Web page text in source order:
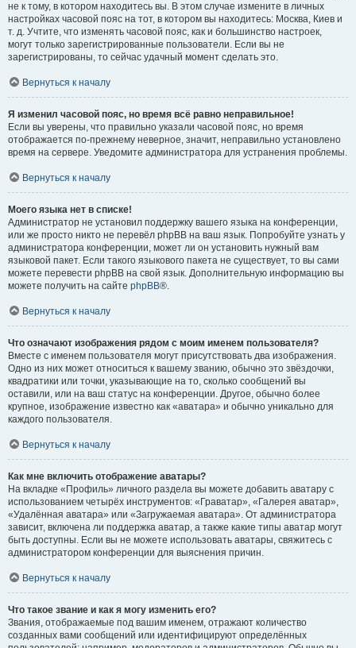
не к тому, в котором находитесь вы. В этом случае измените в личных
настройках часовой пояс на тот, в котором вы находитесь: Москва, Киев и
т. д. Учтите, что изменять часовой пояс, как и большинство настроек,
могут только зарегистрированные пользователи. Если вы не
зарегистрированы, то сейчас удачный момент сделать это.
Вернуться к началу
Я изменил часовой пояс, но время всё равно неправильное!
Если вы уверены, что правильно указали часовой пояс, но время
отображается по-прежнему неверное, значит, неправильно установлено
время на сервере. Уведомите администратора для устранения проблемы.
Вернуться к началу
Моего языка нет в списке!
Администратор не установил поддержку вашего языка на конференции,
или же просто никто не перевёл phpBB на ваш язык. Попробуйте узнать у
администратора конференции, может ли он установить нужный вам
языковой пакет. Если такого языкового пакета не существует, то вы сами
можете перевести phpBB на свой язык. Дополнительную информацию вы
можете получить на сайте phpBB®.
Вернуться к началу
Что означают изображения рядом с моим именем пользователя?
Вместе с именем пользователя могут присутствовать два изображения.
Одно из них может относиться к вашему званию, обычно это звёздочки,
квадратики или точки, указывающие на то, сколько сообщений вы
оставили, или на ваш статус на конференции. Другое, обычно более
крупное, изображение известно как «аватара» и обычно уникально для
каждого пользователя.
Вернуться к началу
Как мне включить отображение аватары?
На вкладке «Профиль» личного раздела вы можете добавить аватару с
использованием четырёх инструментов: «Граватар», «Галерея аватар»,
«Удалённая аватара» или «Загружаемая аватара». От администратора
зависит, включена ли поддержка аватар, а также какие типы аватар могут
быть доступны. Если вы не можете использовать аватары, свяжитесь с
администратором конференции для выяснения причин.
Вернуться к началу
Что такое звание и как я могу изменить его?
Звания, отображаемые под вашим именем, отражают количество
созданных вами сообщений или идентифицируют определённых